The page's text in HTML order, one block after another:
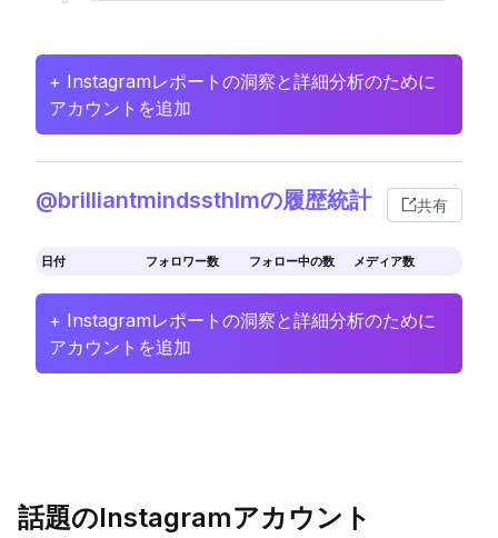
+ Instagramレポートの洞察と詳細分析のために
アカウントを追加
@brilliantmindssthlmの履歴統計 共有
日付 フォロワー数 フォロー中の数 メディア数
+ Instagramレポートの洞察と詳細分析のために
アカウントを追加
話題のInstagramアカウント